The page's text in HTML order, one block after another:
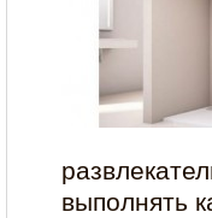
выполнять